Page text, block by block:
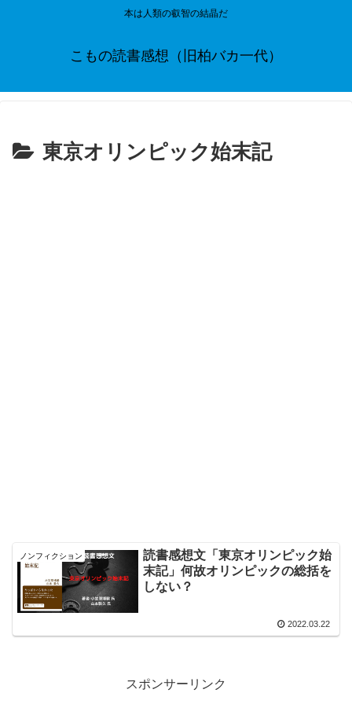
本は人類の叡智の結晶だ
こもの読書感想（旧柏バカ一代）
東京オリンピック始末記
ノンフィクション
読書感想文「東京オリンピック始
末記」何故オリンピックの総括を
しない？
2022.03.22
スポンサーリンク